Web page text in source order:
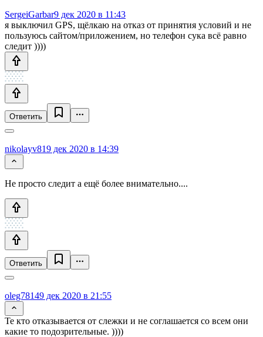
SergeiGarbar9 дек 2020 в 11:43
я выключил GPS, щёлкаю на отказ от принятия условий и не
пользуюсь сайтом/приложением, но телефон сука всё равно
следит ))))
Ответить
nikolayv819 дек 2020 в 14:39
Не просто следит а ещё более внимательно....
Ответить
oleg78149 дек 2020 в 21:55
Те кто отказывается от слежки и не соглашается со всем они
какие то подозрительные. ))))